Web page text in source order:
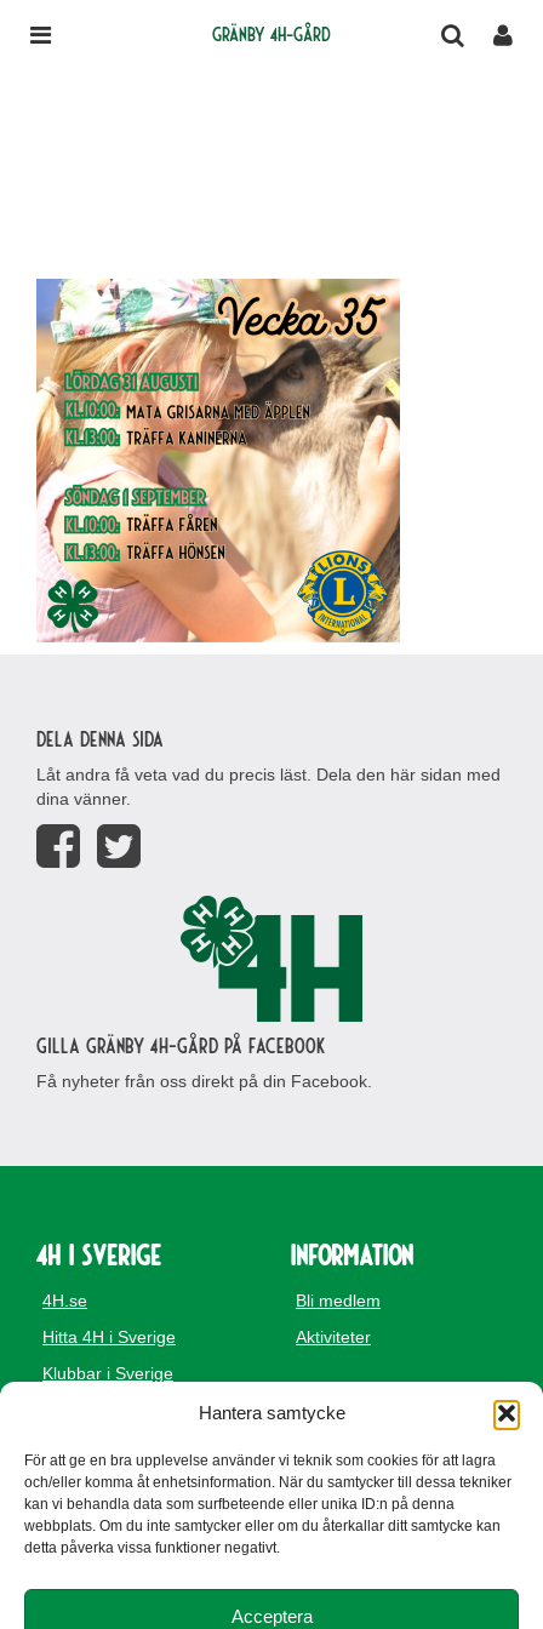
Hantera samtycke
För att ge en bra upplevelse använder vi teknik som cookies för att lagra
och/eller komma åt enhetsinformation. När du samtycker till dessa tekniker
kan vi behandla data som surfbeteende eller unika ID:n på denna
webbplats. Om du inte samtycker eller om du återkallar ditt samtycke kan
detta påverka vissa funktioner negativt.
Acceptera
Gränby 4H-gård
Dela denna sida
Låt andra få veta vad du precis läst. Dela den här sidan med
dina vänner.
Gilla Gränby 4H-gård på Facebook
Få nyheter från oss direkt på din Facebook.
4H i Sverige
4H.se
Hitta 4H i Sverige
Klubbar i Sverige
Information
Bli medlem
Aktiviteter
Besöksadress
Gränbyvägen 35
Gränbyvägen 35
754 60 Uppsala